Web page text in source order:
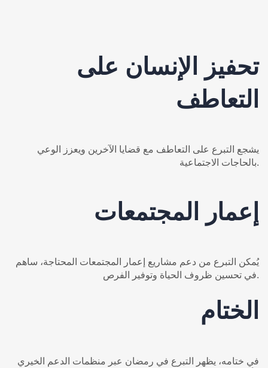
تحفيز الإنسان على
التعاطف
يشجع التبرع على التعاطف مع قضايا الآخرين ويعزز الوعي
بالحاجات الاجتماعية.
إعمار المجتمعات
يُمكن التبرع من دعم مشاريع إعمار المجتمعات المحتاجة، ساهم
في تحسين ظروف الحياة وتوفير الفرص.
الختام
في ختامه، يظهر التبرع في رمضان عبر منظمات الدعم الخيري